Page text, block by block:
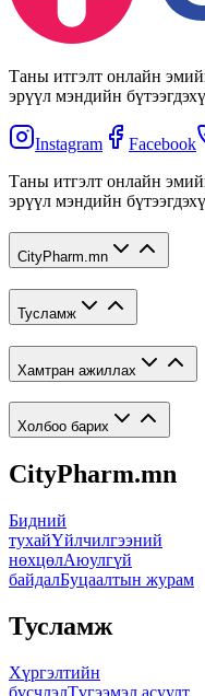
Таны итгэлт онлайн
эрүүл мэндийн
Instagram Facebook
Таны итгэлт онлайн
эрүүл мэндийн
CityPharm.mn
Тусламж
Хамтран ажиллах
Холбоо барих
CityPharm.mn
Бидний
тухайҮйлчилгээний
нөхцөлАюулгүй
байдалБуцаалтын журам
Тусламж
Хүргэлтийн
бүсчлэлТүгээмэл асуулт